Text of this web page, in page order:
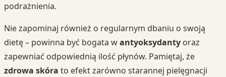
podrażnienia.
Nie zapominaj również o regularnym dbaniu o swoją
dietę – powinna być bogata wantyoksydanty oraz
zapewniać odpowiednią ilość płynów. Pamiętaj, że
zdrowa skóra to efekt zarówno starannej pielęgnacji